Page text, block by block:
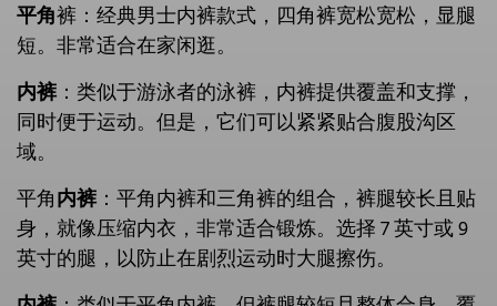
平角裤：经典男士内裤款式，四角裤宽松宽松，显腿
短。非常适合在家闲逛。
内裤：类似于游泳者的泳裤，内裤提供覆盖和支撑，
同时便于运动。但是，它们可以紧紧贴合腹股沟区
域。
平角内裤 ：平角内裤和三角裤的组合，裤腿较长且贴
身，就像压缩内衣，非常适合锻炼。选择 7 英寸或 9
英寸的腿，以防止在剧烈运动时大腿擦伤。